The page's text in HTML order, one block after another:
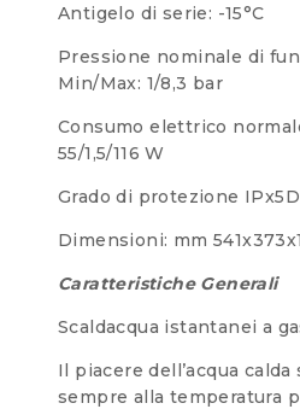
Antigelo di serie: -15°C
Pressione nominale di
Min/Max: 1/8,3 bar
Consumo elettrico
55/1,5/116 W
Grado di protezione IPx5D
Dimensioni: mm
Caratteristiche Generali
Scaldacqua istantanei a
Il piacere dell’acqua
sempre alla temperatura